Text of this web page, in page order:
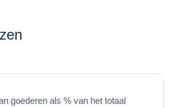
goederen als % van het totaal